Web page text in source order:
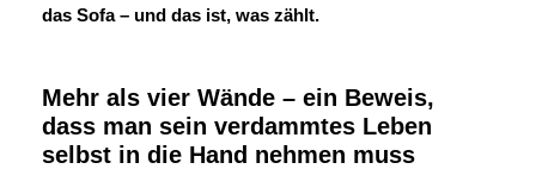
das Sofa – und das ist, was zählt.
Mehr als vier Wände – ein Beweis,
dass man sein verdammtes Leben
selbst in die Hand nehmen muss